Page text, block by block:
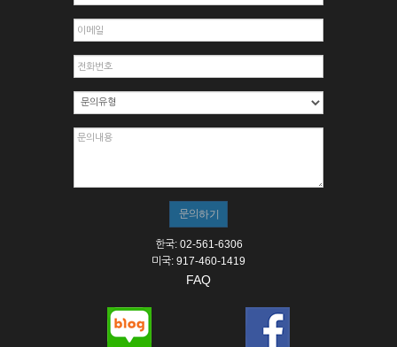
한국: 02-561-6306
미국: 917-460-1419
FAQ